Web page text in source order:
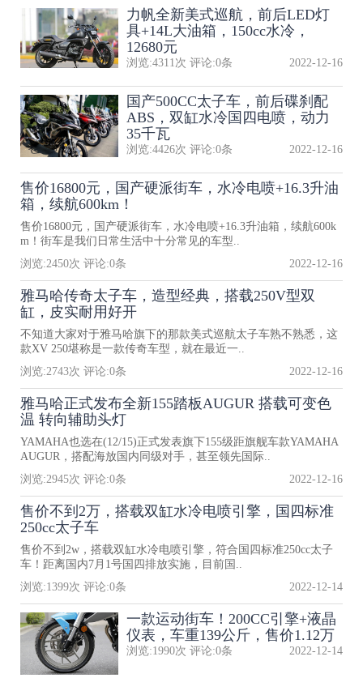
力帆全新美式巡航，前后LED灯
具+14L大油箱，150cc水冷，
12680元
浏览:4311次 评论:0条 2022-12-16
国产500CC太子车，前后碟刹配
ABS，双缸水冷国四电喷，动力
35千瓦
浏览:4426次 评论:0条 2022-12-16
售价16800元，国产硬派街车，水冷电喷+16.3升油
箱，续航600km！
售价16800元，国产硬派街车，水冷电喷+16.3升油箱，续航600k
m！街车是我们日常生活中十分常见的车型..
浏览:2450次 评论:0条 2022-12-16
雅马哈传奇太子车，造型经典，搭载250V型双
缸，皮实耐用好开
不知道大家对于雅马哈旗下的那款美式巡航太子车熟不熟悉，这
款XV 250堪称是一款传奇车型，就在最近一..
浏览:2743次 评论:0条 2022-12-16
雅马哈正式发布全新155踏板AUGUR 搭载可变色
温 转向辅助头灯
YAMAHA也选在(12/15)正式发表旗下155级距旗舰车款YAMAHA
AUGUR，搭配海放国内同级对手，甚至领先国际..
浏览:2945次 评论:0条 2022-12-16
售价不到2万，搭载双缸水冷电喷引擎，国四标准
250cc太子车
售价不到2w，搭载双缸水冷电喷引擎，符合国四标准250cc太子
车！距离国内7月1号国四排放实施，目前国..
浏览:1399次 评论:0条 2022-12-14
一款运动街车！200CC引擎+液晶
仪表，车重139公斤，售价1.12万
浏览:1990次 评论:0条 2022-12-14